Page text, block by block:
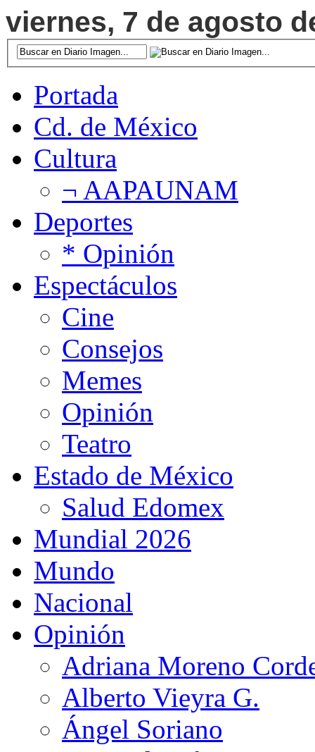
viernes, 7 de agosto
Portada
Cd. de México
Cultura
¬ AAPAUNAM
Deportes
* Opinión
Espectáculos
Cine
Consejos
Memes
Opinión
Teatro
Estado de México
Salud Edomex
Mundial 2026
Mundo
Nacional
Opinión
Adriana Moreno
Alberto Vieyra G.
Ángel Soriano